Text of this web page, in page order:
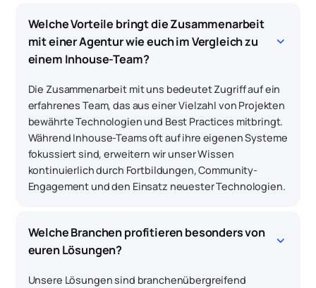
Welche Vorteile bringt die Zusammenarbeit
mit einer Agentur wie euch im Vergleich zu
einem Inhouse-Team?
keyboard_arrow_down
Die Zusammenarbeit mit uns bedeutet Zugriff auf ein
erfahrenes Team, das aus einer Vielzahl von Projekten
bewährte Technologien und Best Practices mitbringt.
Während Inhouse-Teams oft auf ihre eigenen Systeme
fokussiert sind, erweitern wir unser Wissen
kontinuierlich durch Fortbildungen, Community-
Engagement und den Einsatz neuester Technologien.
Welche Branchen profitieren besonders von
euren Lösungen?
keyboard_arrow_down
Unsere Lösungen sind branchenübergreifend